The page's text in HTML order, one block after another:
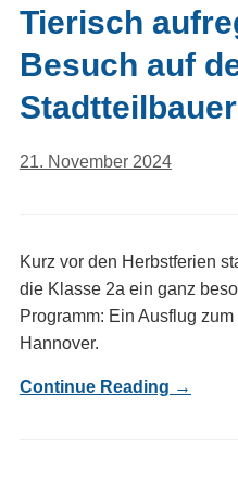
Tierisch
Besuch auf
21. November 2024
Kurz vor den Herbstferien
die Klasse 2a ein ganz
Programm: Ein Ausflug
Hannover.
Continue Reading →